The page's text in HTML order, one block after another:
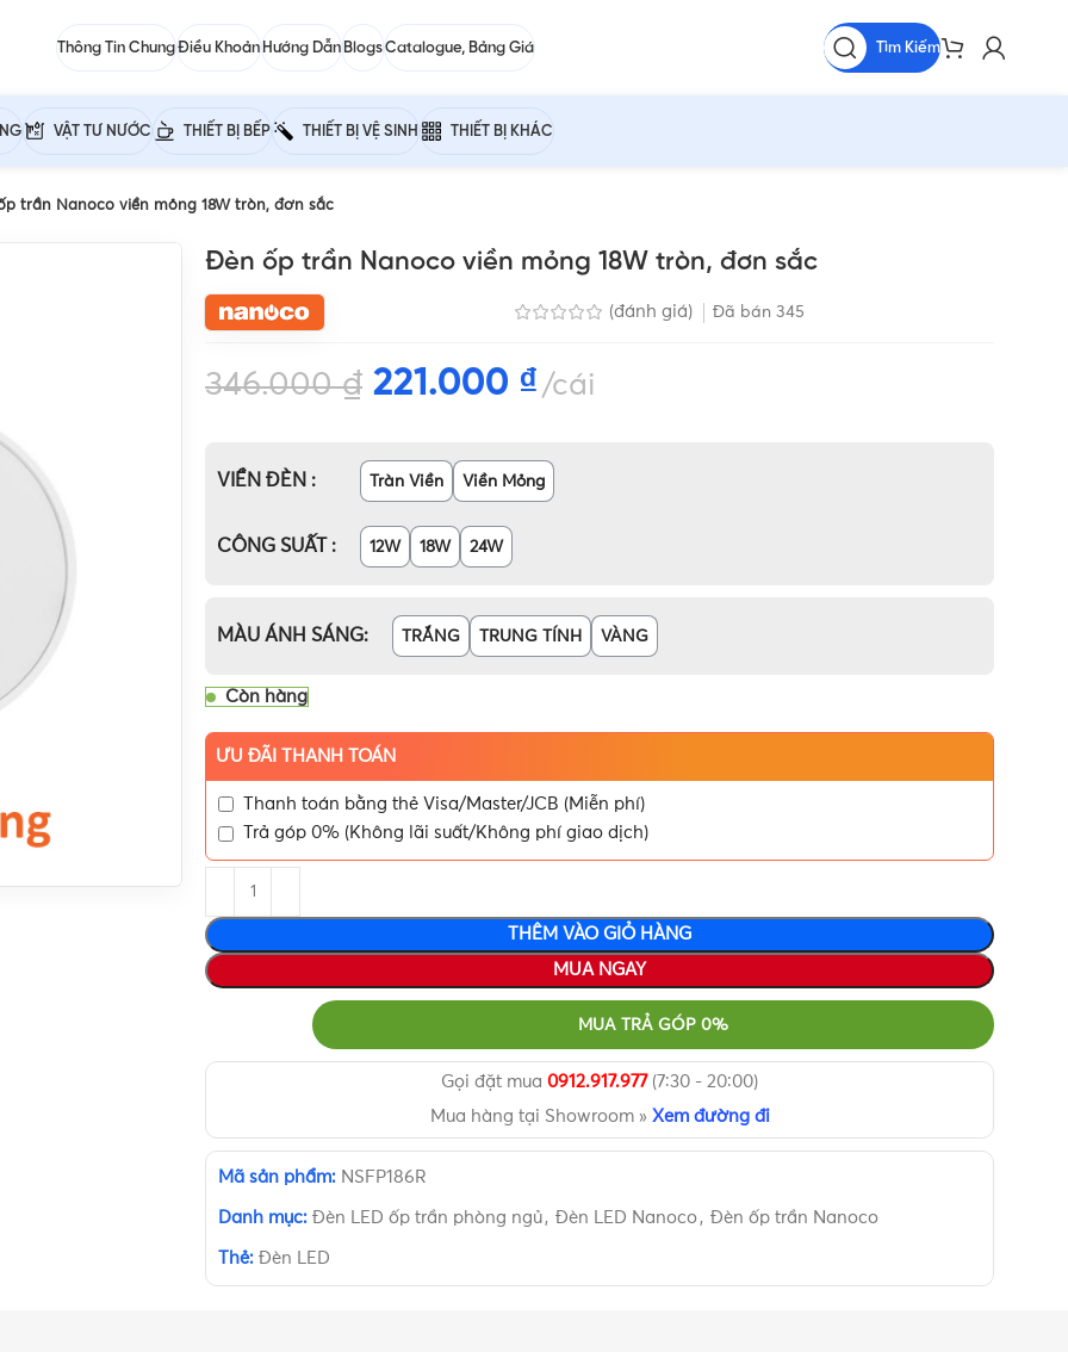
Thông Tin ChungĐiều Khoản Hướng Dẫn BlogsCatalogue, Bảng Giá Tìm Kiếm
VẬT TƯ NƯỚC THIẾT BỊ BẾP THIẾT BỊ VỆ SINH THIẾT BỊ KHÁC
trần Nanoco viền mỏng 18W tròn, đơn sắc
Đèn ốp trần Nanoco viền mỏng 18W tròn, đơn sắc
(đánh giá) Đã bán 345
346.000₫ 221.000 ₫ cái
VIỀN ĐÈN Tràn Viền Viền Mỏng
CÔNG SUẤT 12W 18W 24W
MÀU ÁNH SÁNG TRẮNG TRUNG TÍNH VÀNG
Còn hàng
ƯU ĐÃI THANH TOÁN
Thanh toán bằng thẻ Visa/Master/JCB (Miễn phí)
Trả góp 0% (Không lãi suất/Không phí giao dịch)
THÊM VÀO GIỎ HÀNG
MUA NGAY
MUA TRẢ GÓP 0%
Gọi đặt mua 0912.917.977(7:30 - 20:00)
Mua hàng tại Showroom » Xem đường đi
Mã sản phẩm: NSFP186R
Danh mục: Đèn LED ốp trần phòng ngủ, Đèn LED Nanoco, Đèn ốp trần Nanoco
Thẻ: Đèn LED